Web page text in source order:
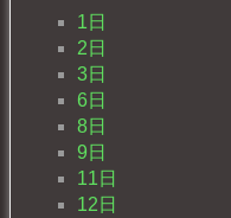
1日
2日
3日
6日
8日
9日
11日
12日